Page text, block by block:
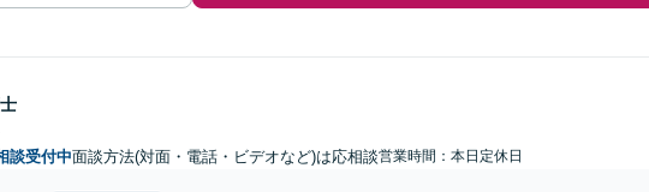
談受付中面談方法(対面・電話・ビデオなど)は応相談営業時間：本日定休日